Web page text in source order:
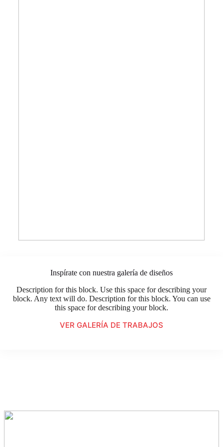
Inspírate con nuestra galería de diseños
Description for this block. Use this space for describing your
block. Any text will do. Description for this block. You can use
this space for describing your block.
VER GALERÍA DE TRABAJOS